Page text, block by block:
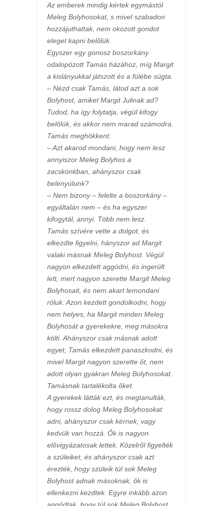
Az emberek mindig kértek egymástól
Meleg Bolyhosokat, s mivel szabadon
hozzájuthattak, nem okozott gondot
eleget kapni belőlük.
Egyszer egy gonosz boszorkány
odalopózott Tamás házához, míg Margit
a kislányukkal játszott és a fülébe súgta.
– Nézd csak Tamás, látod azt a sok
Bolyhost, amiket Margit Julinak ad?
Tudod, ha így folytatja, végül kifogy
belőlük, és akkor nem marad számodra.
Tamás meghökkent:
– Azt akarod mondani, hogy nem lesz
annyiszor Meleg Bolyhos a
zacskónkban, ahányszor csak
belenyúlunk?
– Nem bizony – felelte a boszorkány –
egyáltalán nem – és ha egyszer
kifogytál, annyi. Több nem lesz.
Tamás szívére vette a dolgot, és
elkezdte figyelni, hányszor ad Margit
valaki másnak Meleg Bolyhost. Végül
nagyon elkezdett aggódni, és ingerült
lett, mert nagyon szerette Margit Meleg
Bolyhosait, és nem akart lemondani
róluk. Azon kezdett gondolkodni, hogy
nem helyes, ha Margit minden Meleg
Bolyhosát a gyerekekre, meg másokra
költi. Ahányszor csak másnak adott
egyet, Tamás elkezdett panaszkodni, és
mivel Margit nagyon szerette őt, nem
adott olyan gyakran Meleg Bolyhosokat.
Tamásnak tartalékolta őket.
A gyerekek látták ezt, és megtanulták,
hogy rossz dolog Meleg Bolyhosokat
adni, ahányszor csak kérnek, vagy
kedvük van hozzá. Ők is nagyon
elővigyázatosak lettek. Közelről figyelték
a szüleiket, és ahányszor csak azt
érezték, hogy szüleik túl sok Meleg
Bolyhost adnak másoknak, ők is
ellenkezni kezdtek. Egyre inkább azon
aggódtak, hogy túl sok Meleg Bolyhost